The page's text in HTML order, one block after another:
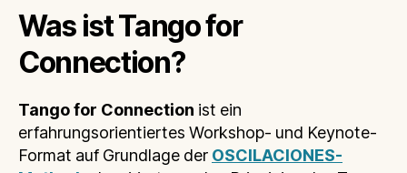
Was ist Tango for
Connection?
Tango for Connection ist ein
erfahrungsorientiertes Workshop- und Keynote-
Format auf Grundlage der OSCILACIONES-